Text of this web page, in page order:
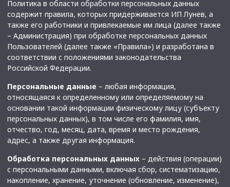
Политика в области обработки персональных данных
содержит правила, которых придерживается ИП Лунев, а
также его работники и привлекаемые им лица (далее также
– Администрация) при обработке персональных данных
Пользователей (далее также «Правила») и разработана в
соответствии с положениями законодательства
Российской Федерации.
Персональные данные – любая информация,
относящаяся к определенному или определяемому на
основании такой информации физическому лицу (субъекту
персональных данных), в том числе его фамилия, имя,
отчество, год, месяц, дата, время и место рождения,
адрес, а также другая информация.
Обработка персональных данных – действия (операции)
с персональными данными, включая сбор, систематизацию,
накопление, хранение, уточнение (обновление, изменение),